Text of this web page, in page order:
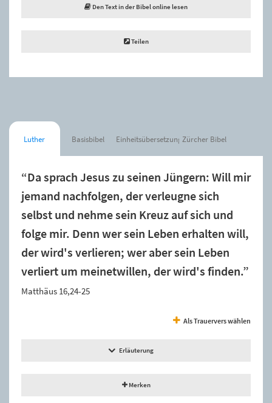
Den Text in der Bibel online lesen
Teilen
Luther Basisbibel Einheitsübersetzung Zürcher Bibel
“Da sprach Jesus zu seinen Jüngern: Will mir
jemand nachfolgen, der verleugne sich
selbst und nehme sein Kreuz auf sich und
folge mir. Denn wer sein Leben erhalten will,
der wird's verlieren; wer aber sein Leben
verliert um meinetwillen, der wird's finden.”
Matthäus 16,24-25
Als Trauervers wählen
Erläuterung
Merken